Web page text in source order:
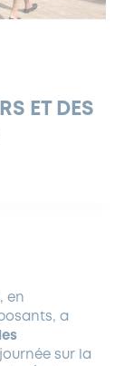
ET DES
en
a
sur la